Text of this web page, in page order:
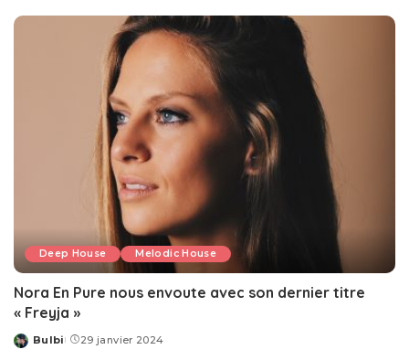
Deep House Melodic House
Nora En Pure nous envoute avec son dernier titre
« Freyja »
Posted
Bulbi 29 janvier 2024